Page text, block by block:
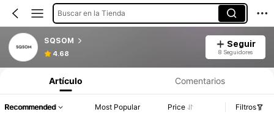
Buscar en la Tienda
SQSOM
4.68
Seguir
8 Seguidores
Artículo Comentarios
Recommended Most Popular Price Filtros